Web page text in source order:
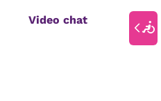
Video chat